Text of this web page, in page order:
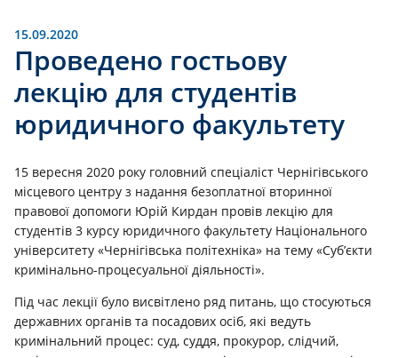
15.09.2020
Проведено гостьову
лекцію для студентів
юридичного факультету
15 вересня 2020 року головний спеціаліст Чернігівського
місцевого центру з надання безоплатної вторинної
правової допомоги Юрій Кирдан провів лекцію для
студентів 3 курсу юридичного факультету Національного
університету «Чернігівська політехніка» на тему «Суб’єкти
кримінально-процесуальної діяльності».
Під час лекції було висвітлено ряд питань, що стосуються
державних органів та посадових осіб, які ведуть
кримінальний процес: суд, суддя, прокурор, слідчий,